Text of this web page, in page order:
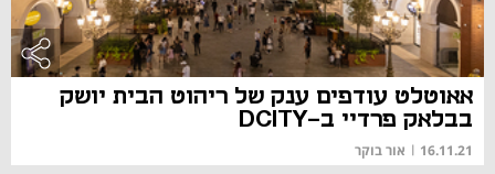
אאוטלט עודפים ענק של ריהוט הבית יושק
בבלאק פרדיי ב-DCITY
16.11.21
| אור בוקר